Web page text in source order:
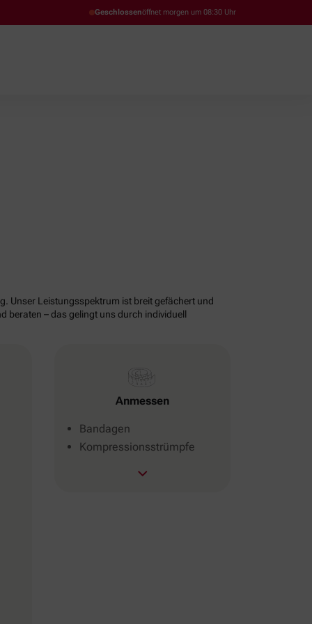
Geschlossenöffnet morgen um 08:30 Uhr
Unser Leistungsspektrum ist breit gefächert und
beraten – das gelingt uns durch individuell
Anmessen
Bandagen
Kompressionsstrümpfe